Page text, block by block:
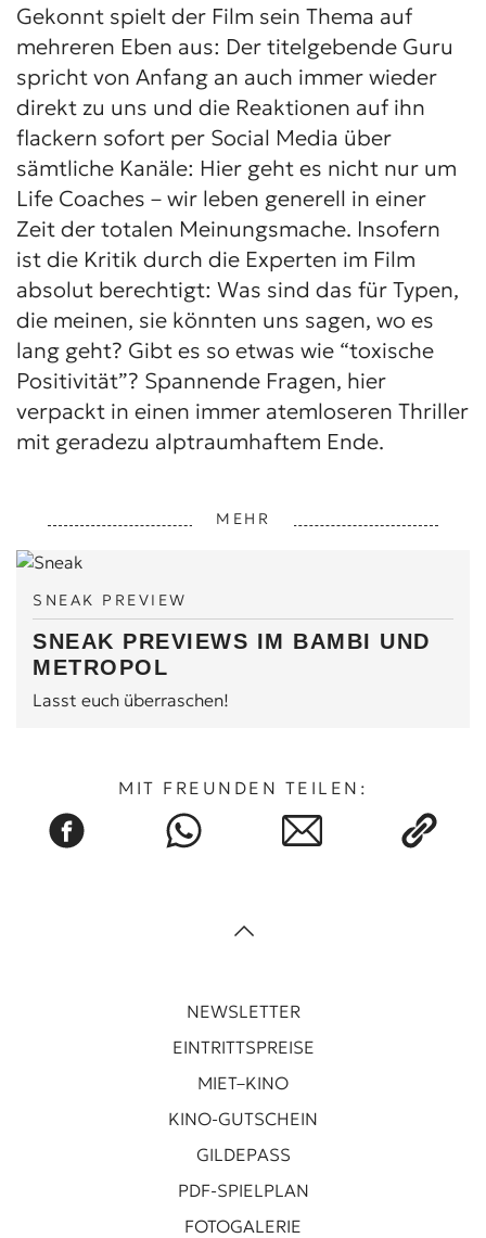
Gekonnt spielt der Film sein Thema auf
mehreren Eben aus: Der titelgebende Guru
spricht von Anfang an auch immer wieder
direkt zu uns und die Reaktionen auf ihn
flackern sofort per Social Media über
sämtliche Kanäle: Hier geht es nicht nur um
Life Coaches – wir leben generell in einer
Zeit der totalen Meinungsmache. Insofern
ist die Kritik durch die Experten im Film
absolut berechtigt: Was sind das für Typen,
die meinen, sie könnten uns sagen, wo es
lang geht? Gibt es so etwas wie “toxische
Positivität”? Spannende Fragen, hier
verpackt in einen immer atemloseren Thriller
mit geradezu alptraumhaftem Ende.
MEHR
SNEAK PREVIEW
SNEAK PREVIEWS IM BAMBI UND
METROPOL
Lasst euch überraschen!
MIT FREUNDEN TEILEN:
NEWSLETTER
EINTRITTSPREISE
MIET–KINO
KINO-GUTSCHEIN
GILDEPASS
PDF-SPIELPLAN
FOTOGALERIE